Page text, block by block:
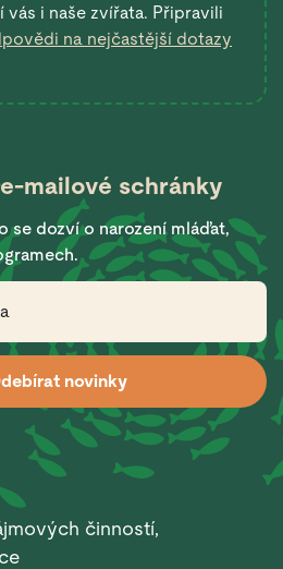
vás i naše zvířata. Připravili
na nejčastější dotazy
e-mailové schránky
se dozví o narození mláďat,
novinky
činností,